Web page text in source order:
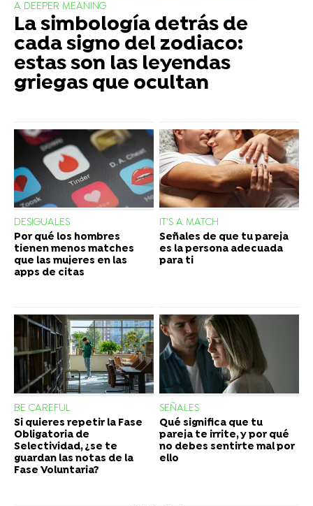
A DEEPER MEANING
La simbología detrás de
cada signo del zodiaco:
estas son las leyendas
griegas que ocultan
DESIGUALES
Por qué los hombres
tienen menos matches
que las mujeres en las
apps de citas
IT'S A MATCH
Señales de que tu pareja
es la persona adecuada
para ti
BE CAREFUL
Si quieres repetir la Fase
Obligatoria de
Selectividad, ¿se te
guardan las notas de la
Fase Voluntaria?
SEÑALES
Qué significa que tu
pareja te irrite, y por qué
no debes sentirte mal por
ello